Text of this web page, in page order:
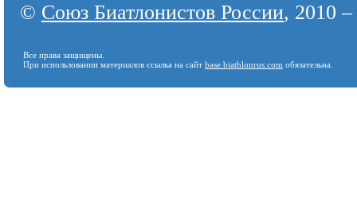
© Союз Биатлонистов России, 2010
Все права защищены.
При использовании материалов ссылка на сайт base.biathlonrus.com обязательна.